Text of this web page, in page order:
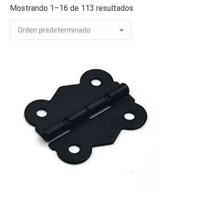
Mostrando 1–16 de 113 resultados